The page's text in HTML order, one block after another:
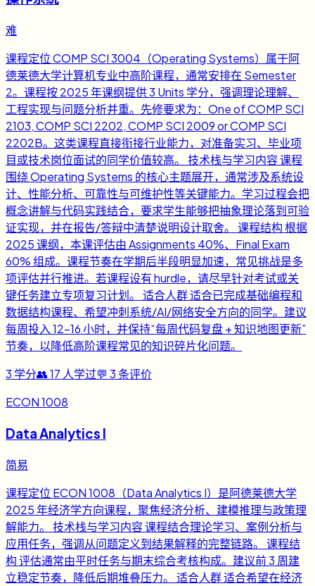
难
课程定位 COMP SCI 3004（Operating Systems）属于阿
德莱德大学计算机专业中高阶课程，通常安排在 Semester
2。课程按 2025 年课纲提供 3 Units 学分，强调理论理解、
工程实现与问题分析并重。先修要求为：One of COMP SCI
2103, COMP SCI 2202, COMP SCI 2009 or COMP SCI
2202B。这类课程直接衔接行业能力，对准备实习、毕业项
目或技术岗位面试的同学价值较高。 技术栈与学习内容 课程
围绕 Operating Systems 的核心主题展开，通常涉及系统设
计、性能分析、可靠性与可维护性等关键能力。学习过程会把
概念讲解与代码实践结合，要求学生能够把抽象理论落到可验
证实现，并在报告/答辩中清楚说明设计取舍。 课程结构 根据
2025 课纲，本课评估由 Assignments 40%、Final Exam
60% 组成。课程节奏在学期后半段明显加速，常见挑战是多
项评估并行推进。若课程设有 hurdle，请尽早针对考试或关
键任务建立专项复习计划。 适合人群 适合已完成基础编程和
数据结构课程、希望冲刺系统/AI/网络安全方向的同学。建议
每周投入 12-16 小时，并保持“每周代码复盘 + 知识地图更新”
节奏，以降低高阶课程常见的知识碎片化问题。
3 学分👥17 人学过💬 3条评价
ECON 1008
Data Analytics I
简易
课程定位 ECON 1008（Data Analytics I）是阿德莱德大学
2025 年经济学方向课程，聚焦经济分析、建模推理与政策理
解能力。 技术栈与学习内容 课程结合理论学习、案例分析与
应用任务，强调从问题定义到结果解释的完整链路。 课程结
构 评估通常由平时任务与期末综合考核构成。建议前 3 周建
立稳定节奏，降低后期堆叠压力。 适合人群 适合希望在经济